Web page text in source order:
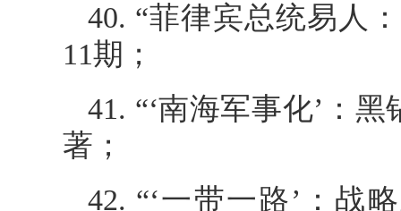
40. “菲律宾总统易人
11期；
41. “‘南海军事化’：
著；
42. “‘一带一路’：战